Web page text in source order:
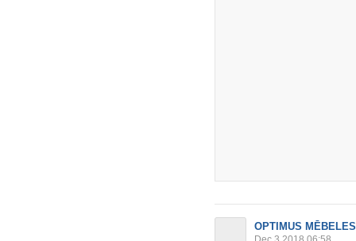
OPTIMUS MĒBELES